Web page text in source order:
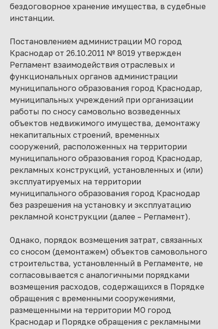
бездоговорное хранение имущества, в судебные
инстанции.
Постановлением администрации МО город
Краснодар от 26.10.2011 № 8019 утвержден
Регламент взаимодействия отраслевых и
функциональных органов администрации
муниципального образования город Краснодар,
муниципальных учреждений при организации
работы по сносу самовольно возведенных
объектов недвижимого имущества, демонтажу
некапитальных строений, временных
сооружений, расположенных на территории
муниципального образования город Краснодар,
рекламных конструкций, установленных и (или)
эксплуатируемых на территории
муниципального образования город Краснодар
без разрешения на установку и эксплуатацию
рекламной конструкции (далее – Регламент).
Однако, порядок возмещения затрат, связанных
со сносом (демонтажем) объектов самовольного
строительства, установленный в Регламенте, не
согласовывается с аналогичными порядками
возмещения расходов, содержащихся в Порядке
обращения с временными сооружениями,
размещенными на территории МО город
Краснодар и Порядке обращения с рекламными